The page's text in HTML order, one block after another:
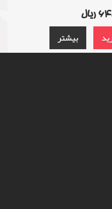
بیشتر